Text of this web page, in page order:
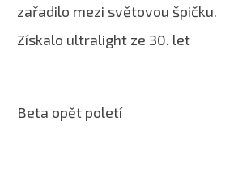
zařadilo mezi světovou špičku.
Získalo ultralight ze 30. let
Beta opět poletí